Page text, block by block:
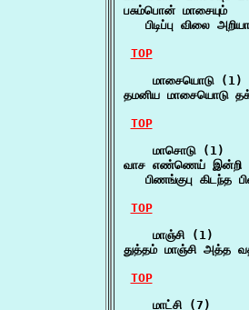
பசும்பொன் மாசையும்
பிடிப்பு விலை
TOP
    மாசையொடு (1)
தமனிய மாசையொடு
TOP
    மாசொடு (1)
வாச எண்ணெய் இன்றி
பிணங்குபு கிடந்த
TOP
    மாஞ்சி (1)
துத்தம் மாஞ்சி அத்த
TOP
    மாட்சி (7)